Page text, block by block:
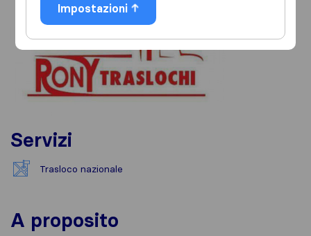
Servizi
Trasloco nazionale
A proposito
Impostazioni